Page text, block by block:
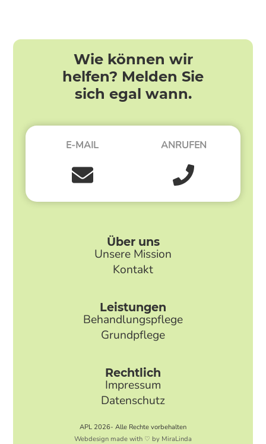
Wie können wir
helfen? Melden Sie
sich egal wann.
E-MAIL ANRUFEN
Über uns
Unsere Mission
Kontakt
Leistungen
Behandlungspflege
Grundpflege
Rechtlich
Impressum
Datenschutz
APL 2026- Alle Rechte vorbehalten
Webdesign made with ♡ by MiraLinda